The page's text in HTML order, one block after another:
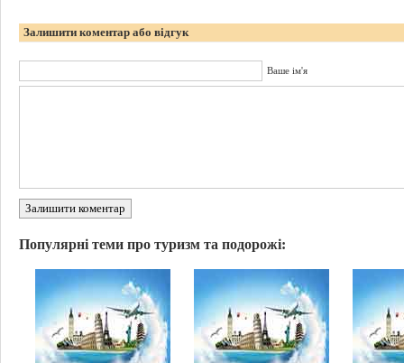
Залишити коментар або відгук
Ваше ім'я
Залишити коментар
Популярні теми про туризм та подорожі: